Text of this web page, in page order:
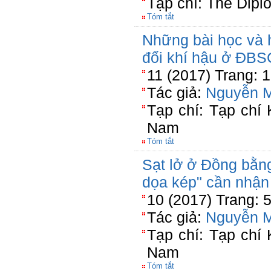
Tóm tắt
Những bài học và
đổi khí hậu ở
11 (2017) Trang:
Tác giả: Nguyễn
Tạp chí: Tạp chí
Nam
Tóm tắt
Sạt lở ở Đồng
dọa kép" cần
10 (2017) Trang:
Tác giả: Nguyễn
Tạp chí: Tạp chí
Nam
Tóm tắt